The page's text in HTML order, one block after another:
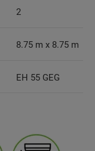
2
8.75 m x 8.75 m
EH 55 GEG